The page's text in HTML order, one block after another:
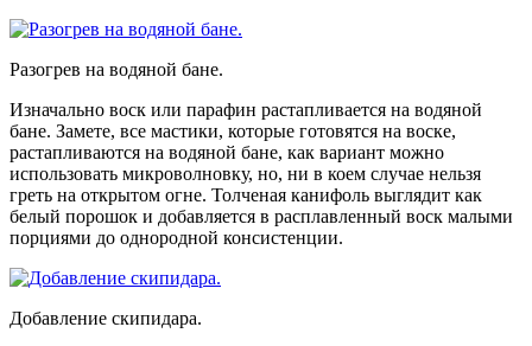
Разогрев на водяной бане.
Изначально воск или парафин растапливается на водяной
бане. Замете, все мастики, которые готовятся на воске,
растапливаются на водяной бане, как вариант можно
использовать микроволновку, но, ни в коем случае нельзя
греть на открытом огне. Толченая канифоль выглядит как
белый порошок и добавляется в расплавленный воск малыми
порциями до однородной консистенции.
Добавление скипидара.